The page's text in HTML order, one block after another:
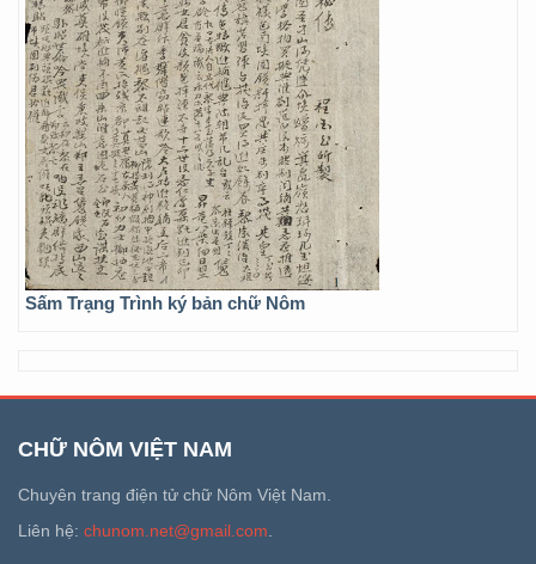
Sấm Trạng Trình ký bản chữ Nôm
CHỮ NÔM VIỆT NAM
Chuyên trang điện tử chữ Nôm Việt Nam.
Liên hệ: chunom.net@gmail.com